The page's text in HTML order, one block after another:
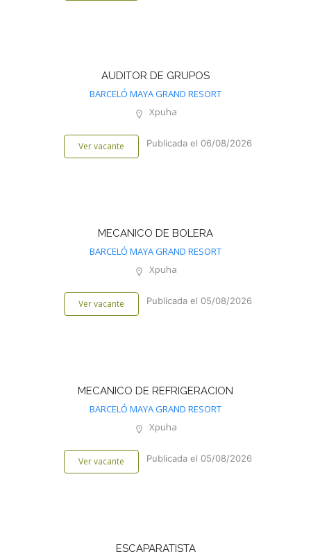
AUDITOR DE GRUPOS
BARCELÓ MAYA GRAND RESORT
Xpuha
Ver vacante Publicada el 06/08/2026
MECANICO DE BOLERA
BARCELÓ MAYA GRAND RESORT
Xpuha
Ver vacante Publicada el 05/08/2026
MECANICO DE REFRIGERACION
BARCELÓ MAYA GRAND RESORT
Xpuha
Ver vacante Publicada el 05/08/2026
ESCAPARATISTA